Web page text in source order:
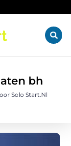
bh
Solo Start.nl